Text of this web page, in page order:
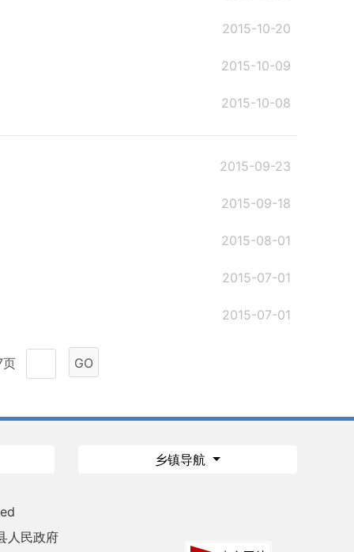
2015-10-20
2015-10-09
2015-10-08
2015-09-23
2015-09-18
2015-08-01
2015-07-01
2015-07-01
页 GO
乡镇导航
人民政府